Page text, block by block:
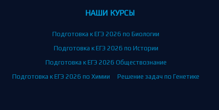
НАШИ КУРСЫ
Подготовка к ЕГЭ 2026 по Биологии
Подготовка к ЕГЭ 2026 по Истории
Подготовка к ЕГЭ 2026 Обществознание
Подготовка к ЕГЭ 2026 по Химии
Решение задач по Генетике